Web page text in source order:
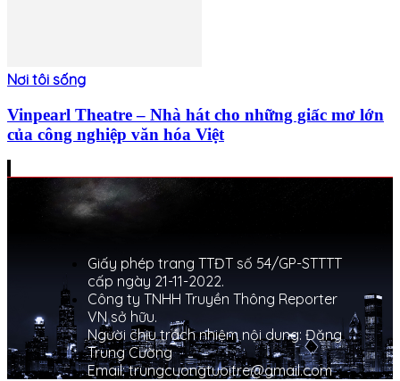
Nơi tôi sống
Vinpearl Theatre – Nhà hát cho những giấc mơ lớn
của công nghiệp văn hóa Việt
Giấy phép trang TTĐT số 54/GP-STTTT
cấp ngày 21-11-2022.
Công ty TNHH Truyền Thông Reporter
VN sở hữu.
Người chịu trách nhiệm nội dung: Đặng
Trung Cường
Email: trungcuongtuoitre@gmail.com